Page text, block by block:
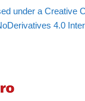
under a Creative
4.0